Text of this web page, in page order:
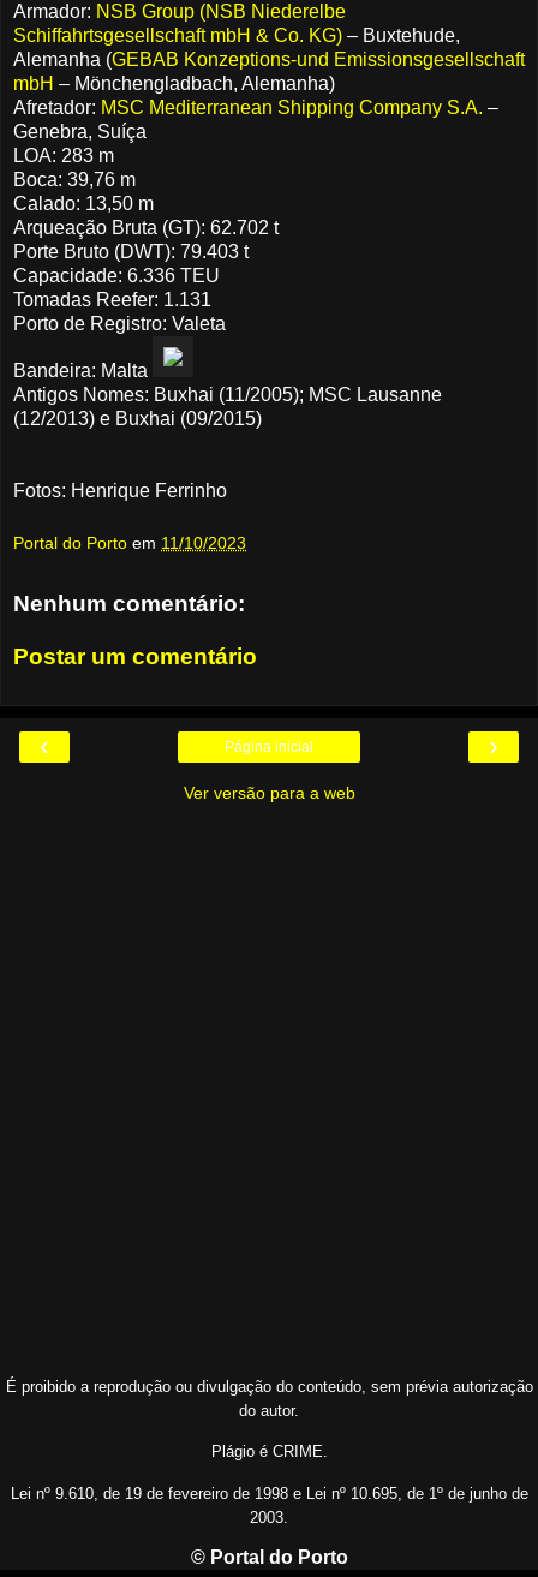
Armador: NSB Group (NSB Niederelbe
Schiffahrtsgesellschaft mbH & Co. KG) – Buxtehude,
Alemanha (GEBAB Konzeptions-und Emissionsgesellschaft
mbH – Mönchengladbach, Alemanha)
Afretador: MSC Mediterranean Shipping Company S.A. –
Genebra, Suíça
LOA: 283 m
Boca: 39,76 m
Calado: 13,50 m
Arqueação Bruta (GT): 62.702 t
Porte Bruto (DWT): 79.403 t
Capacidade: 6.336 TEU
Tomadas Reefer: 1.131
Porto de Registro: Valeta
Bandeira: Malta
Antigos Nomes: Buxhai (11/2005); MSC Lausanne
(12/2013) e Buxhai (09/2015)
Fotos: Henrique Ferrinho
Portal do Porto em 11/10/2023
Nenhum comentário:
Postar um comentário
‹ ›
Página inicial
Ver versão para a web
É proibido a reprodução ou divulgação do conteúdo, sem prévia autorização
do autor.
Plágio é CRIME.
Lei nº 9.610, de 19 de fevereiro de 1998 e Lei nº 10.695, de 1º de junho de
2003.
© Portal do Porto